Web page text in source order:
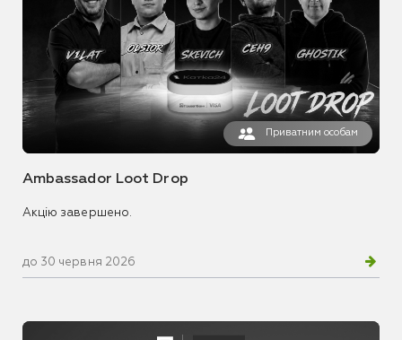
Приватним особам
Ambassador Loot Drop
Акцію завершено.
до 30 червня 2026